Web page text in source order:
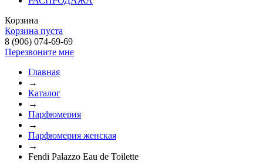
Корзина
Корзина пуста
8 (906) 074-69-69
Перезвоните мне
Главная
→
Каталог
→
Парфюмерия
→
Парфюмерия женская
→
Fendi Palazzo Eau de Toilette